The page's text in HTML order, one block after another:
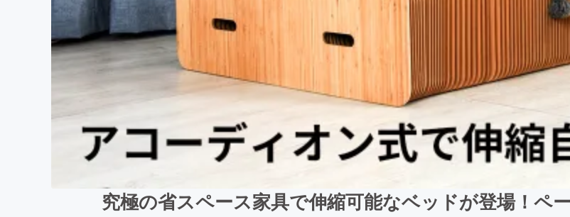
究極の省スペース家具で伸縮可能なベッドが登場！ペ